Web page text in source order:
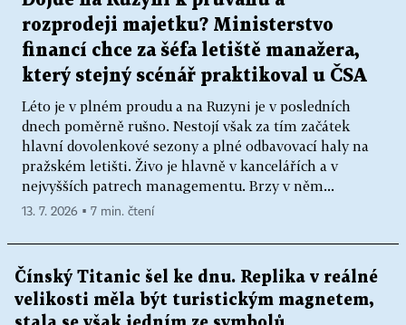
rozprodeji majetku? Ministerstvo
financí chce za šéfa letiště manažera,
který stejný scénář praktikoval u ČSA
Léto je v plném proudu a na Ruzyni je v posledních
dnech poměrně rušno. Nestojí však za tím začátek
hlavní dovolenkové sezony a plné odbavovací haly na
pražském letišti. Živo je hlavně v kancelářích a v
nejvyšších patrech managementu. Brzy v něm...
13. 7. 2026 ▪ 7 min. čtení
Čínský Titanic šel ke dnu. Replika v reálné
velikosti měla být turistickým magnetem,